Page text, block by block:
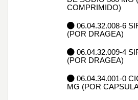
COMPRIMIDO)
06.04.32.008-6
(POR DRAGEA)
06.04.32.009-4
(POR DRAGEA)
06.04.34.001-0
MG (POR